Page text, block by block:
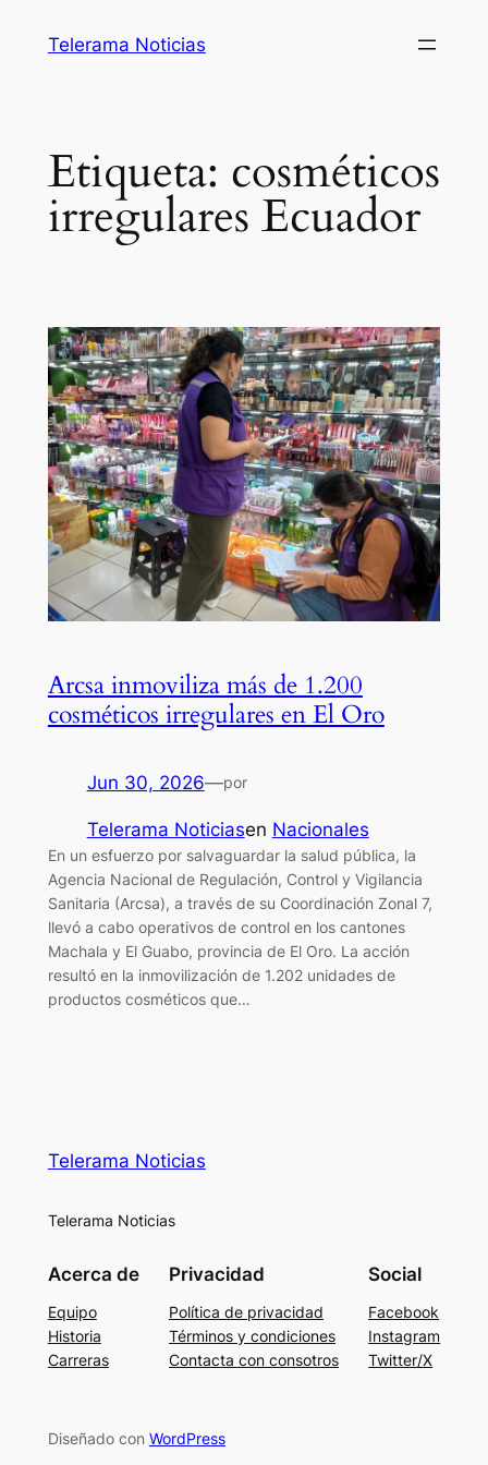
Telerama Noticias
Etiqueta: cosméticos
irregulares Ecuador
Arcsa inmoviliza más de 1.200
cosméticos irregulares en El Oro
Jun 30, 2026—por
Telerama Noticiasen Nacionales
En un esfuerzo por salvaguardar la salud pública, la
Agencia Nacional de Regulación, Control y Vigilancia
Sanitaria (Arcsa), a través de su Coordinación Zonal 7,
llevó a cabo operativos de control en los cantones
Machala y El Guabo, provincia de El Oro. La acción
resultó en la inmovilización de 1.202 unidades de
productos cosméticos que…
Telerama Noticias
Telerama Noticias
Acerca de
Equipo
Historia
Carreras
Privacidad
Política de privacidad
Términos y condiciones
Contacta con consotros
Social
Facebook
Instagram
Twitter/X
Diseñado con WordPress